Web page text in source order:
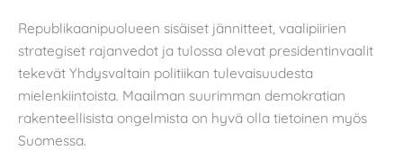
Republikaanipuolueen sisäiset jännitteet, vaalipiirien
strategiset rajanvedot ja tulossa olevat presidentinvaalit
tekevät Yhdysvaltain politiikan tulevaisuudesta
mielenkiintoista. Maailman suurimman demokratian
rakenteellisista ongelmista on hyvä olla tietoinen myös
Suomessa.